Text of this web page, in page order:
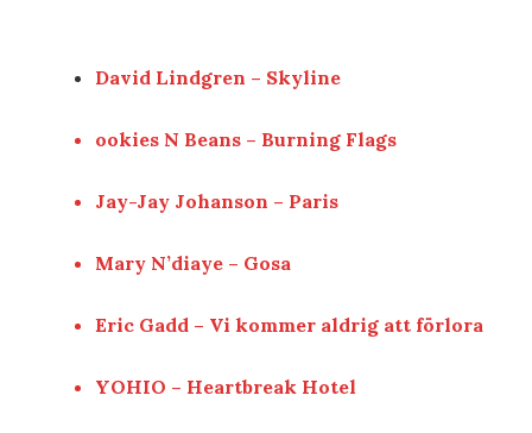
David Lindgren – Skyline
ookies N Beans – Burning Flags
Jay-Jay Johanson – Paris
Mary N’diaye – Gosa
Eric Gadd – Vi kommer aldrig att förlora
YOHIO – Heartbreak Hotel